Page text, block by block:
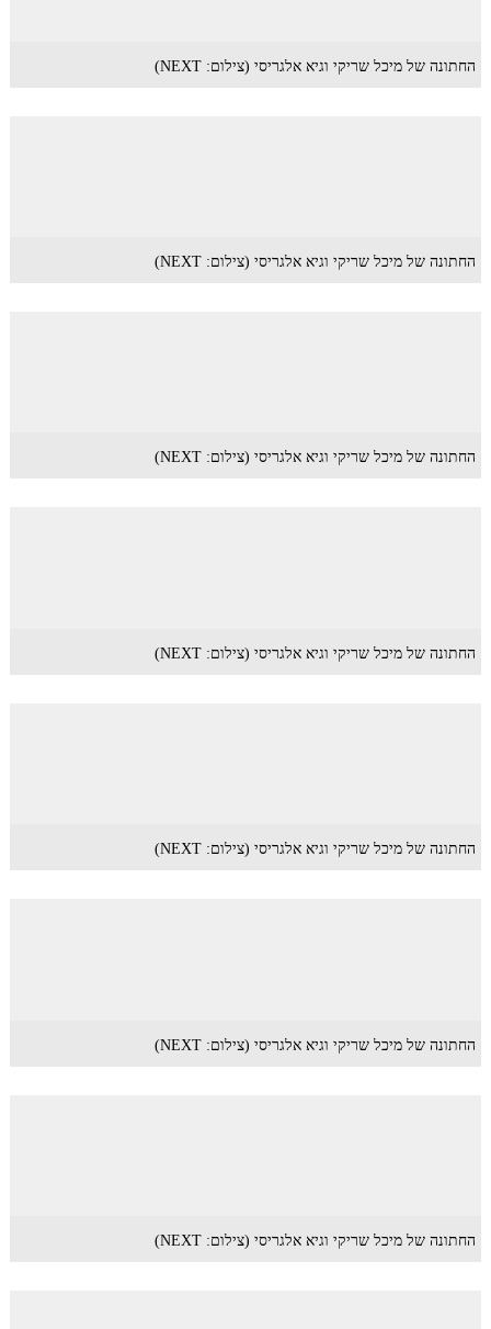
החתונה של מיכל שריקי וגיא אלגריסי (צילום: NEXT)
החתונה של מיכל שריקי וגיא אלגריסי (צילום: NEXT)
החתונה של מיכל שריקי וגיא אלגריסי (צילום: NEXT)
החתונה של מיכל שריקי וגיא אלגריסי (צילום: NEXT)
החתונה של מיכל שריקי וגיא אלגריסי (צילום: NEXT)
החתונה של מיכל שריקי וגיא אלגריסי (צילום: NEXT)
החתונה של מיכל שריקי וגיא אלגריסי (צילום: NEXT)